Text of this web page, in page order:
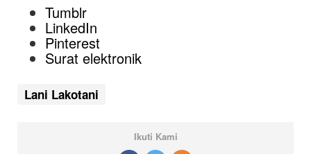
Tumblr
LinkedIn
Pinterest
Surat elektronik
Lani Lakotani
Ikuti Kami